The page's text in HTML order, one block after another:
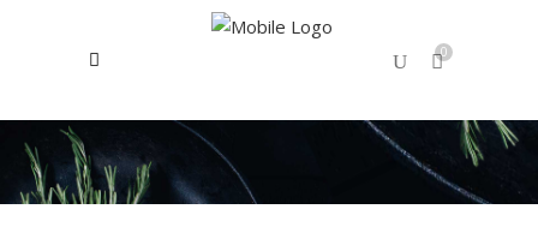
0
No products in the cart.